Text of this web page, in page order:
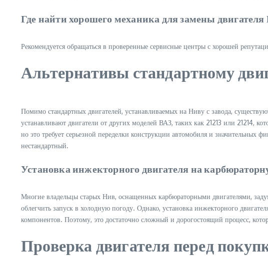
Где найти хорошего механика для замены
Рекомендуется обращаться в проверенные сервисные центры с хорошей
Альтернативы стандартному
Помимо стандартных двигателей, устанавливаемых на Ниву с завода,
устанавливают двигатели от других моделей ВАЗ, таких как 21213 или 21214,
но это требует серьезной переделки конструкции автомобиля и значительных
нестандартный.
Установка инжекторного двигателя на
Многие владельцы старых Нив, оснащенных карбюраторными двигателями,
облегчить запуск в холодную погоду. Однако, установка инжекторного
компонентов. Поэтому, это достаточно сложный и дорогостоящий процесс,
Проверка двигателя перед